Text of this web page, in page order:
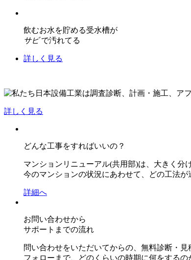
飲むお水を貯める受水槽が
サビで汚れてる
詳しく見る
詳しく見る
どんな工事をすればいいの？
マンションリニューアル(共用部)は、大きく分
今のマンションの状況にあわせて、どの工法
詳細へ
お問い合わせから
サポートまでの流れ
問い合わせをいただいてからの、無料診断・
フォローまで、どのくらいの時期に何をするの